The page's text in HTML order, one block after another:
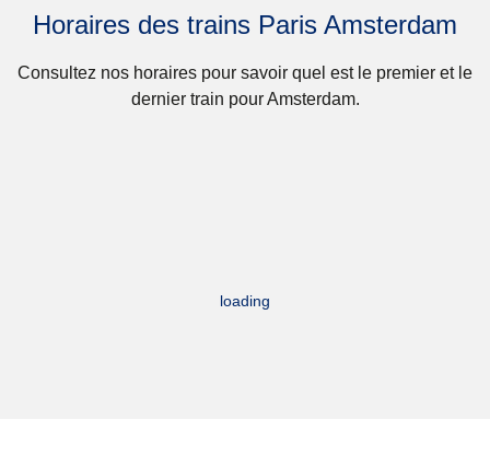
Horaires des trains Paris Amsterdam
Consultez nos horaires pour savoir quel est le premier et le
dernier train pour Amsterdam.
loading